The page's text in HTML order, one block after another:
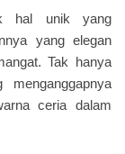
hal unik yang
yang elegan
Tak hanya
ceria dalam